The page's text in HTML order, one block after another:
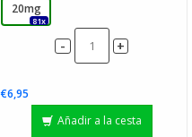
20mg
81x
- +
€6,95
Añadir a la cesta